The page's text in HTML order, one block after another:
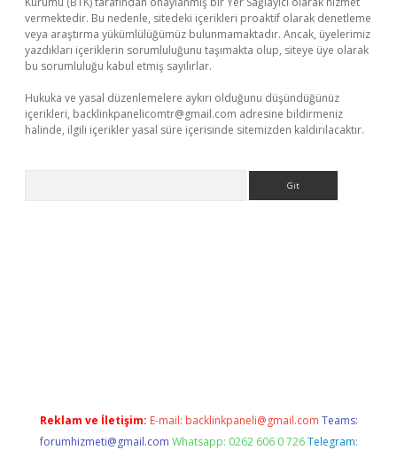
vermektedir. Bu nedenle, sitedeki içerikleri proaktif olarak denetleme
veya araştırma yükümlülüğümüz bulunmamaktadır. Ancak, üyelerimiz
yazdıkları içeriklerin sorumluluğunu taşımakta olup, siteye üye olarak
bu sorumluluğu kabul etmiş sayılırlar.
Hukuka ve yasal düzenlemelere aykırı olduğunu düşündüğünüz
içerikleri, backlinkpanelicomtr@gmail.com adresine bildirmeniz
halinde, ilgili içerikler yasal süre içerisinde sitemizden kaldırılacaktır.
Reklam ve İletişim: E-mail: backlinkpaneli@gmail.com Teams:
forumhizmeti@gmail.com Whatsapp: 0262 606 0 726 Telegram: